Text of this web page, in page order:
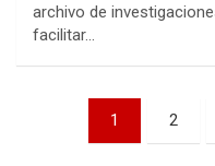
archivo de
facilitar…
Paginación
1 2